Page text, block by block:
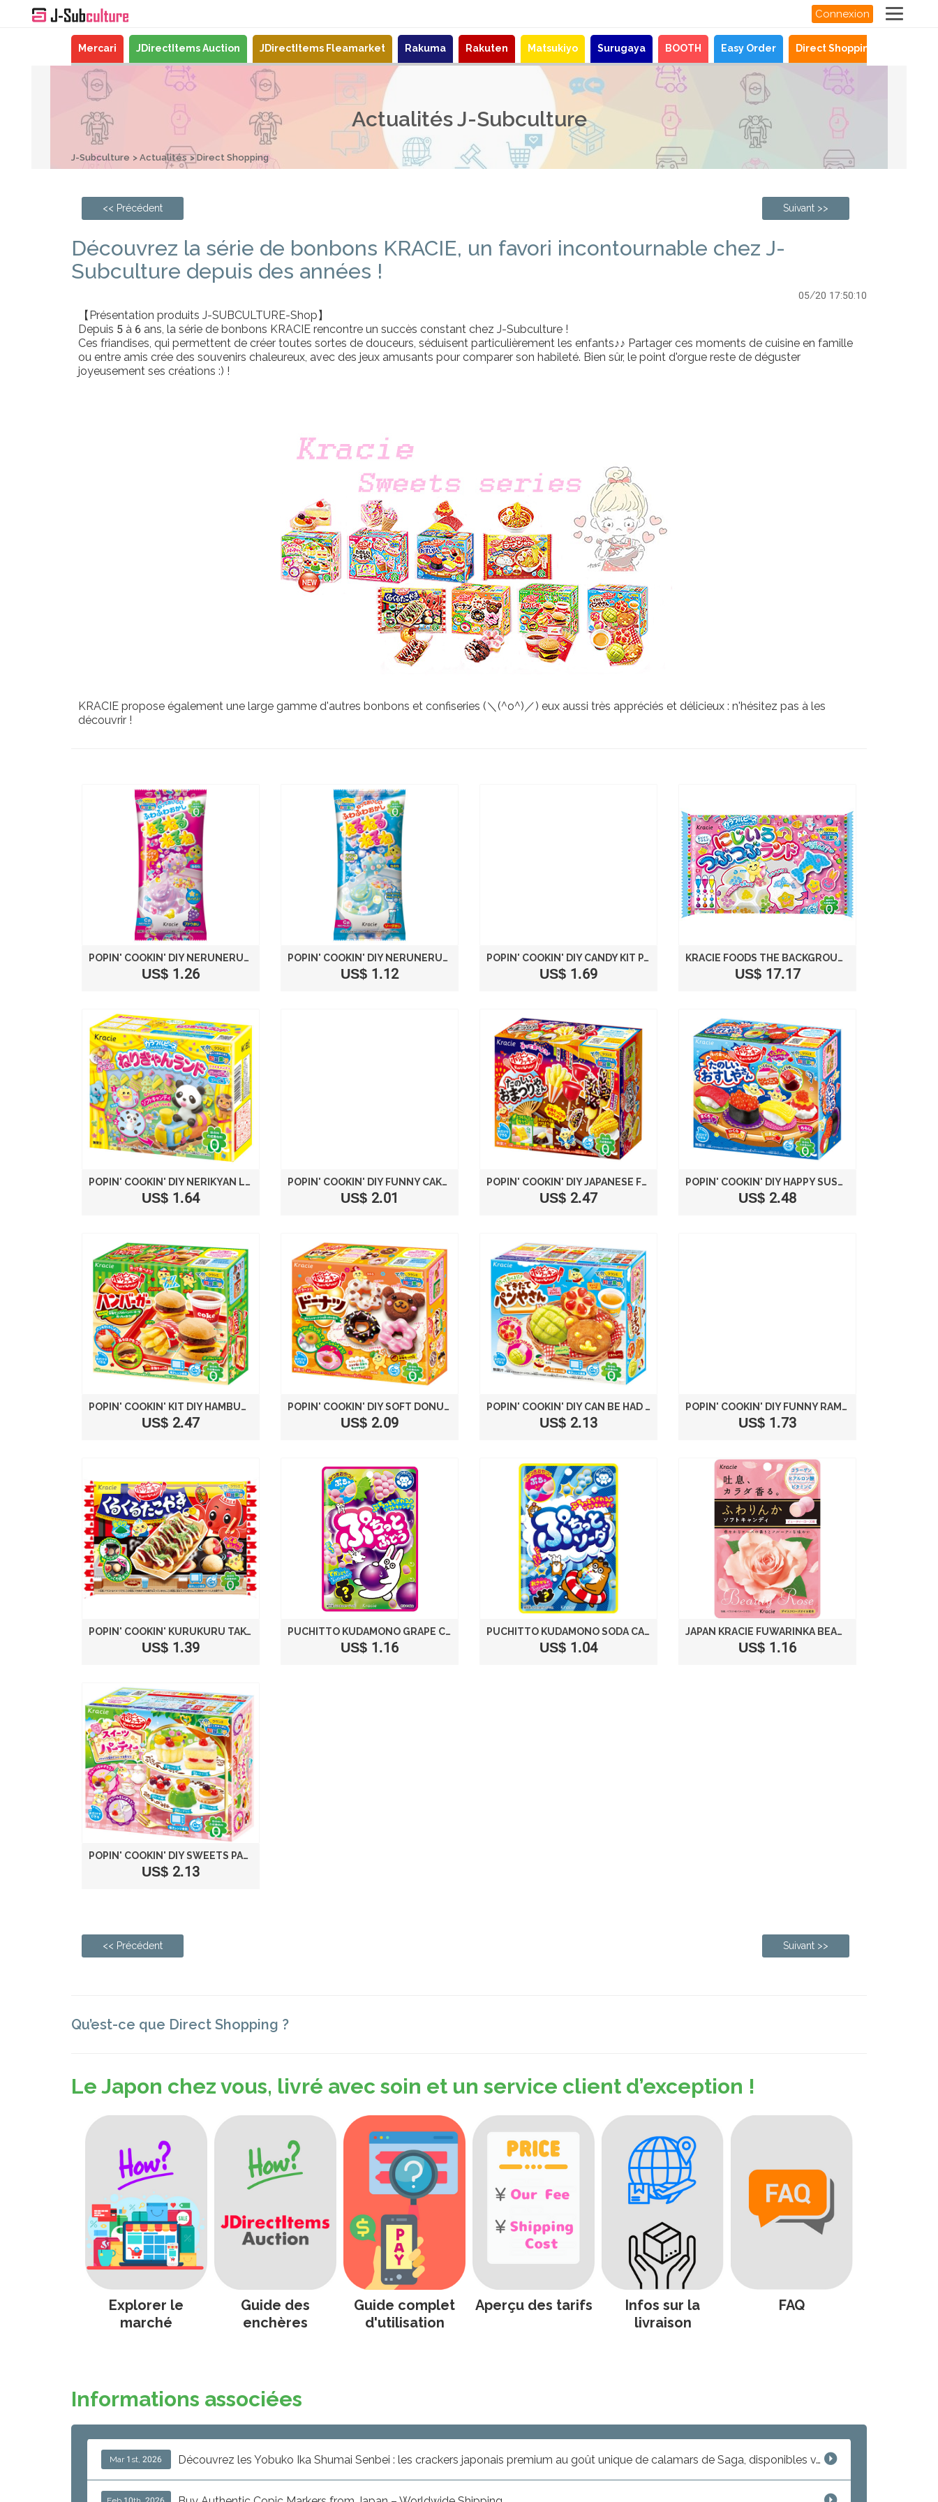
Connexion
Mercari JDirectItems Auction JDirectItems Fleamarket Rakuma Rakuten Matsukiyo Surugaya BOOTH Easy Order Direct Shopping
Actualités J-Subculture
J-Subculture Actualités Direct Shopping
<< Précédent Suivant >>
Découvrez la série de bonbons KRACIE, un favori incontournable chez J-
Subculture depuis des années !
05/20 17:50:10
【Présentation produits J-SUBCULTURE-Shop】
Depuis 5 à 6 ans, la série de bonbons KRACIE rencontre un succès constant chez J-Subculture !
Ces friandises, qui permettent de créer toutes sortes de douceurs, séduisent particulièrement les enfants♪♪ Partager ces moments de cuisine en famille
ou entre amis crée des souvenirs chaleureux, avec des jeux amusants pour comparer son habileté. Bien sûr, le point d'orgue reste de déguster
joyeusement ses créations :) !
KRACIE propose également une large gamme d'autres bonbons et confiseries (＼(^o^)／) eux aussi très appréciés et délicieux : n'hésitez pas à les
découvrir !
POPIN' COOKIN' DIY NERUNERUNERUNE CANDY PASTE GRAPE FLAVOR
US$ 1.26
POPIN' COOKIN' DIY NERUNERUNERUNE CANDY PASTE SODA FLAVOR
US$ 1.12
POPIN' COOKIN' DIY CANDY KIT PAINTING GUMMY LAND
US$ 1.69
KRACIE FOODS THE BACKGROUND COLOR TO THE COLORFUL PIECE PEBBLY LAND
US$ 17.17
POPIN' COOKIN' DIY NERIKYAN LAND
US$ 1.64
POPIN' COOKIN' DIY FUNNY CAKE HOUSE
US$ 2.01
POPIN' COOKIN' DIY JAPANESE FESTIVAL
US$ 2.47
POPIN' COOKIN' DIY HAPPY SUSHI HOUSE
US$ 2.48
POPIN' COOKIN' KIT DIY HAMBURGER
US$ 2.47
POPIN' COOKIN' DIY SOFT DONUTS
US$ 2.09
POPIN' COOKIN' DIY CAN BE HAD BY PANYA'S
US$ 2.13
POPIN' COOKIN' DIY FUNNY RAMEN SHOP
US$ 1.73
POPIN' COOKIN' KURUKURU TAKOYAKI
US$ 1.39
PUCHITTO KUDAMONO GRAPE CANDY BY KRACIE
US$ 1.16
PUCHITTO KUDAMONO SODA CANDY BY KRACIE
US$ 1.04
JAPAN KRACIE FUWARINKA BEAUTY ROSE CANDY
US$ 1.16
POPIN' COOKIN' DIY SWEETS PARTY
US$ 2.13
<< Précédent Suivant >>
Qu’est-ce que Direct Shopping ?
Le Japon chez vous, livré avec soin et un service client d’exception !
Explorer le
marché
Guide des
enchères
Guide complet
d'utilisation
Aperçu des tarifs
Infos sur la
livraison
FAQ
Informations associées
Mar 1st, 2026 Découvrez les Yobuko Ika Shumai Senbei : les crackers japonais premium au goût unique de calamars de Saga, disponibles v...